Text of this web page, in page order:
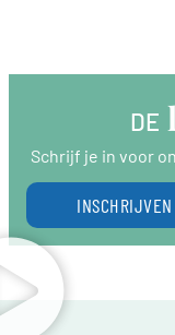
DE
Schrijf je in voor
INSCHRIJVEN